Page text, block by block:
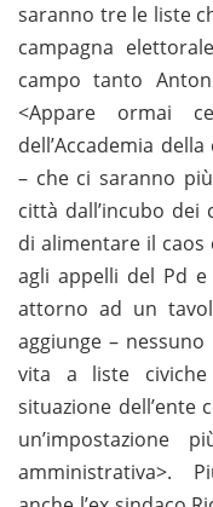
saranno tre le liste
campagna
campo tanto
<Appare ormai
dell’Accademia
– che ci saranno
città dall’incubo dei
di alimentare il
agli appelli del Pd
attorno ad un
aggiunge –
vita a liste civiche
situazione dell’ente
un’impostazione
amministrativa>.